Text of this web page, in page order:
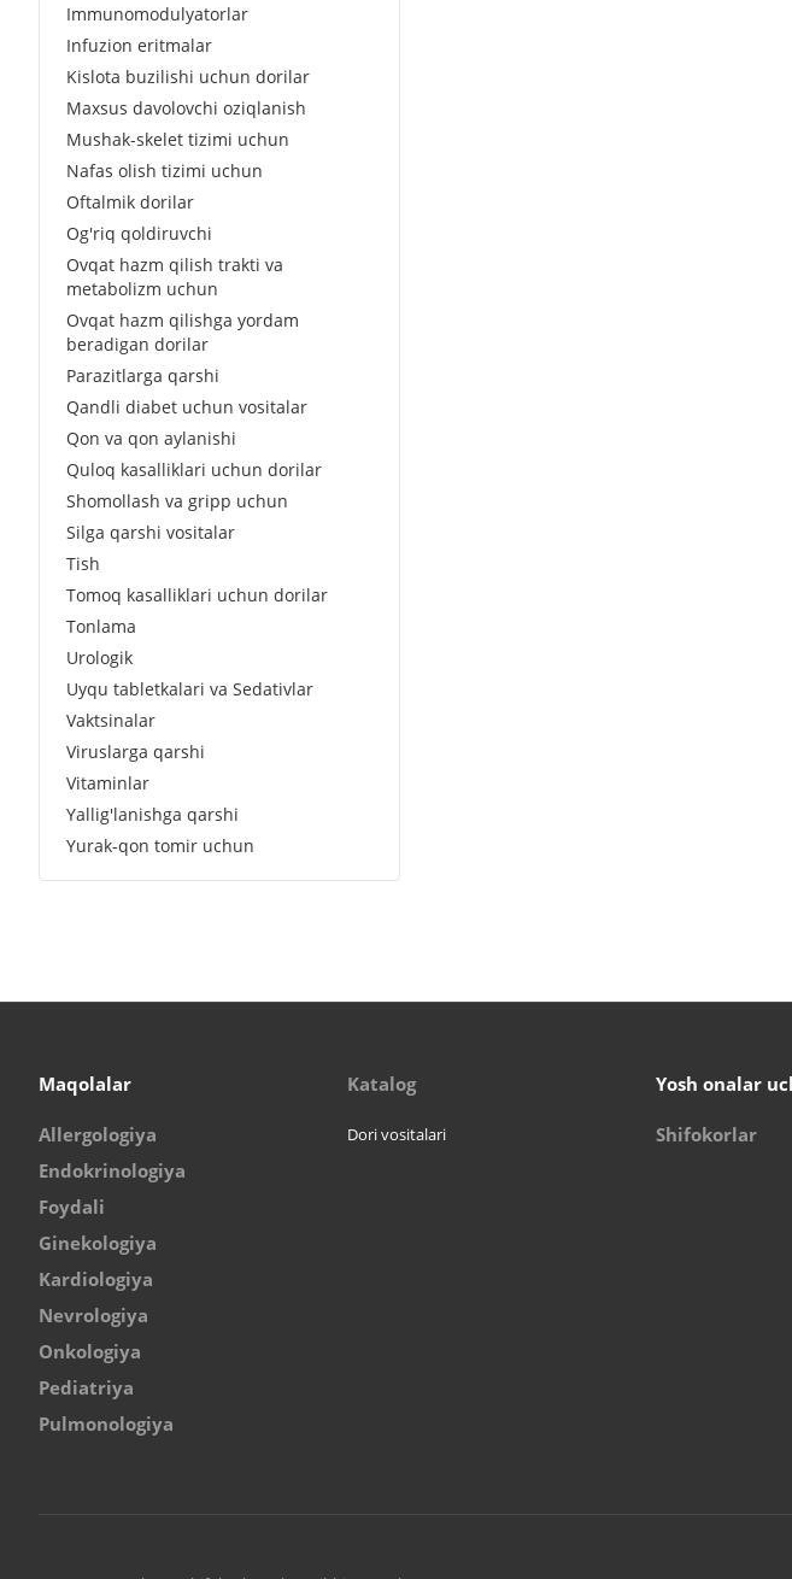
Immunomodulyatorlar
Infuzion eritmalar
Kislota buzilishi uchun dorilar
Maxsus davolovchi oziqlanish
Mushak-skelet tizimi uchun
Nafas olish tizimi uchun
Oftalmik dorilar
Og'riq qoldiruvchi
Ovqat hazm qilish trakti va
metabolizm uchun
Ovqat hazm qilishga yordam
beradigan dorilar
Parazitlarga qarshi
Qandli diabet uchun vositalar
Qon va qon aylanishi
Quloq kasalliklari uchun dorilar
Shomollash va gripp uchun
Silga qarshi vositalar
Tish
Tomoq kasalliklari uchun dorilar
Tonlama
Urologik
Uyqu tabletkalari va Sedativlar
Vaktsinalar
Viruslarga qarshi
Vitaminlar
Yallig'lanishga qarshi
Yurak-qon tomir uchun
Maqolalar
Allergologiya
Endokrinologiya
Foydali
Ginekologiya
Kardiologiya
Nevrologiya
Onkologiya
Pediatriya
Pulmonologiya
Katalog
Dori vositalari
Yosh onalar
Shifokorlar